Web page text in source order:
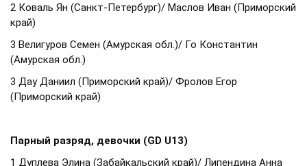
2 Коваль Ян (Санкт-Петербург)/ Маслов Иван (Приморский
край)
3 Велигуров Семен (Амурская обл.)/ Го Константин
(Амурская обл.)
3 Дау Даниил (Приморский край)/ Фролов Егор
(Приморский край)
Парный разряд, девочки (GD U13)
1 Дуплева Элина (Забайкальский край)/ Липендина Анна